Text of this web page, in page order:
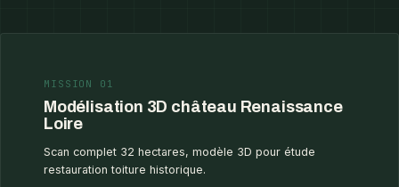
MISSION 01
Modélisation 3D château Renaissance
Loire
Scan complet 32 hectares, modèle 3D pour étude
restauration toiture historique.